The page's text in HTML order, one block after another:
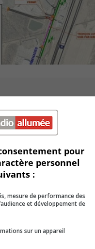
sur le boulevard des
Structube, qui est
pour
personnel
:
mesure de performance des
et développement de
sur un appareil